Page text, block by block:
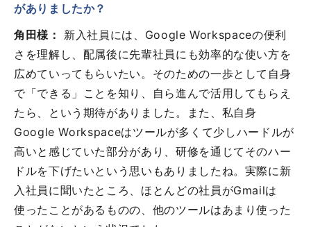
がありましたか？
角田様：
新入社員には、Google Workspaceの便利
さを理解し、配属後に先輩社員にも効率的な使い方を
広めていってもらいたい。そのための一歩として自身
で「できる」ことを知り、自ら進んで活用してもらえ
たら、という期待がありました。また、私自身
Google Workspaceはツールが多くて少しハードルが
高いと感じていた部分があり、研修を通じてそのハー
ドルを下げたいという思いもありましたね。実際に新
入社員に聞いたところ、ほとんどの社員がGmailは
使ったことがあるものの、他のツールはあまり使った